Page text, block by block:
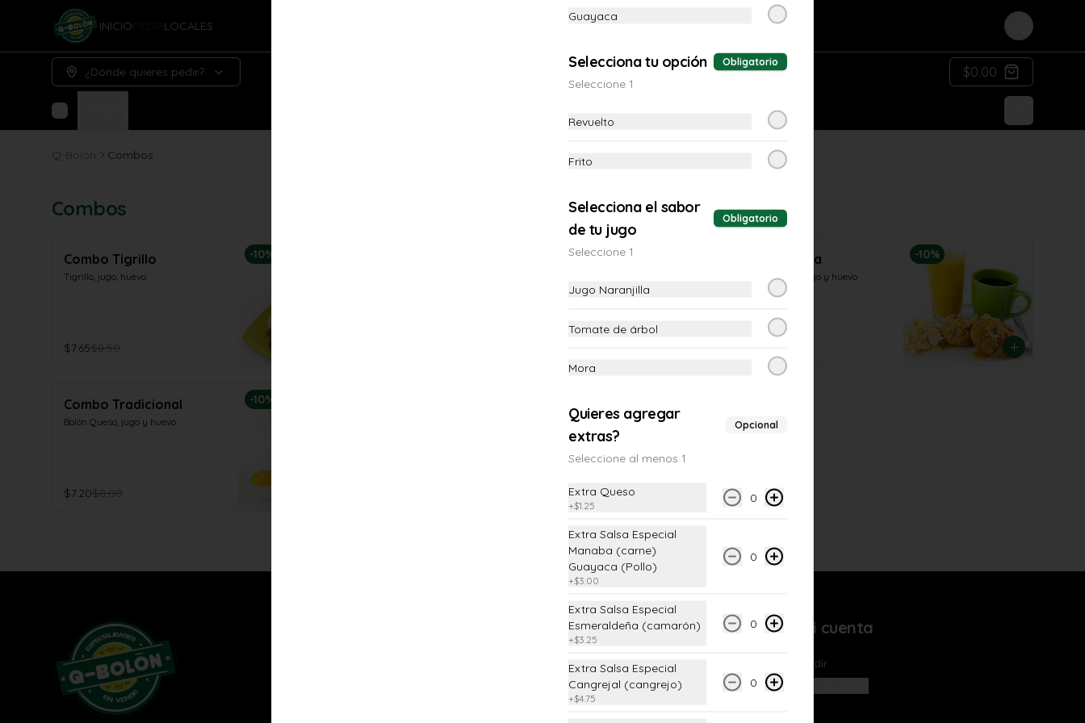
INICIO LOCALES Login
¿Dónde quieres pedir? $0.00
Q-Bolón Combos
Combos
-10%
Combo Tigrillo
Tigrillo, jugo, huevo
$7.65$8.50
-10% -10%
Combo Tortilla
Tortilla de verde, jugo y huevo
-10%
Combo Tradicional
Bolón Queso, jugo y huevo
$7.20$8.00
Redes sociales
Instagram
Facebook
Mi cuenta
Pedir
Guayaca
Selecciona tu opción Obligatorio
Seleccione 1
Revuelto
Frito
Selecciona el sabor
de tu jugo
Obligatorio
Seleccione 1
Jugo Naranjilla
Tomate de árbol
Mora
Quieres agregar
extras?
Opcional
Seleccione al menos 1
Extra Queso
+$1.25
0
Extra Salsa Especial
Manaba (carne)
Guayaca (Pollo)
+$3.00
0
Extra Salsa Especial
Esmeraldeña (camarón)
+$3.25
0
Extra Salsa Especial
Cangrejal (cangrejo)
+$4.75
0